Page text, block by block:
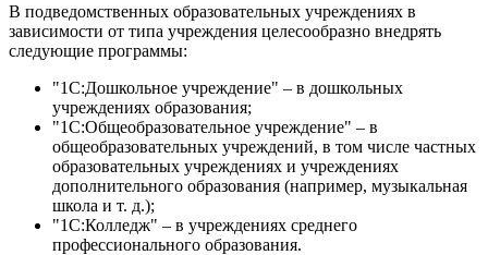
В подведомственных образовательных учреждениях в
зависимости от типа учреждения целесообразно внедрять
следующие программы:
"1С:Дошкольное учреждение" – в дошкольных
учреждениях образования;
"1С:Общеобразовательное учреждение" – в
общеобразовательных учреждений, в том числе частных
образовательных учреждениях и учреждениях
дополнительного образования (например, музыкальная
школа и т. д.);
"1С:Колледж" – в учреждениях среднего
профессионального образования.